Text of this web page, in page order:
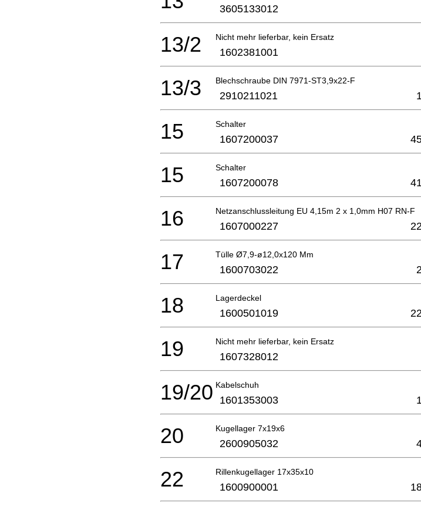
3605133012
Nicht mehr lieferbar, kein Ersatz
13/2 1602381001
Blechschraube DIN 7971-ST3,9x22-F
13/3 2910211021
Schalter
15 1607200037
Schalter
15 1607200078
Netzanschlussleitung EU 4,15m 2 x 1,0mm H07 RN-F
16 1607000227
Tülle Ø7,9-ø12,0x120 Mm
17 1600703022
Lagerdeckel
18 1600501019
Nicht mehr lieferbar, kein Ersatz
19 1607328012
Kabelschuh
19/20 1601353003
Kugellager 7x19x6
20 2600905032
Rillenkugellager 17x35x10
22 1600900001